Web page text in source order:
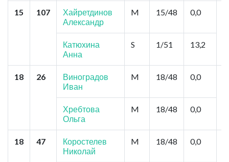
15 107
Хайретдинов
Александр
M 15/48 0,0
Катюхина
Анна
S 1/51 13,2
18 26
Виноградов
Иван
M 18/48 0,0
Хребтова
Ольга
M 18/48 0,0
18 47
Коростелев
Николай
M 18/48 0,0